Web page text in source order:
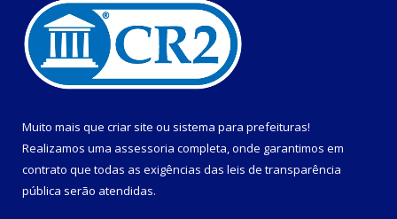
Muito mais que criar site ou sistema para prefeituras!
Realizamos uma assessoria completa, onde garantimos em
contrato que todas as exigências das leis de transparência
pública serão atendidas.